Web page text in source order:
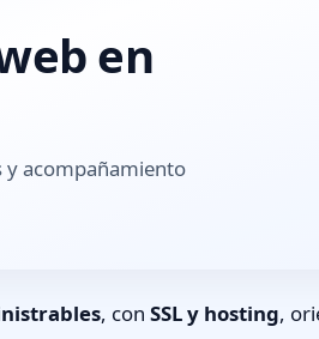
en
y acompañamiento
, con SSL y hosting,